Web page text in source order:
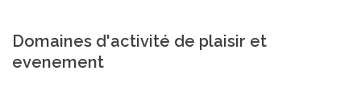
Domaines d'activité de plaisir et
evenement